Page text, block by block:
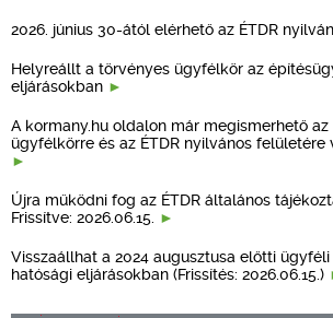
2026. június 30-ától elérhető az ÉTDR
Helyreállt a törvényes ügyfélkör az
eljárásokban
A kormany.hu oldalon már megismerhető az
ügyfélkörre és az ÉTDR nyilvános
Újra működni fog az ÉTDR általános
Frissítve: 2026.06.15.
Visszaállhat a 2024 augusztusa előtti
hatósági eljárásokban (Frissítés: 2026.06.15.)